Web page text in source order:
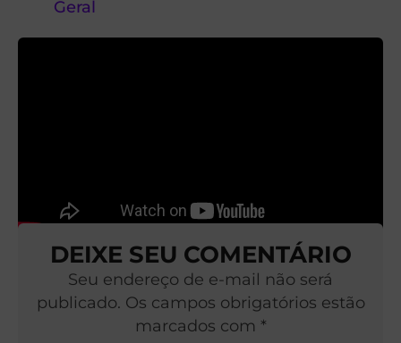
Geral
DEIXE SEU COMENTÁRIO
Seu endereço de e-mail não será
publicado. Os campos obrigatórios estão
marcados com *